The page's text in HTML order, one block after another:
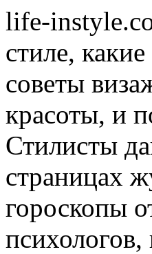
life-
стиле,
советы
красоты, и
Стилисты
страницах
гороскопы